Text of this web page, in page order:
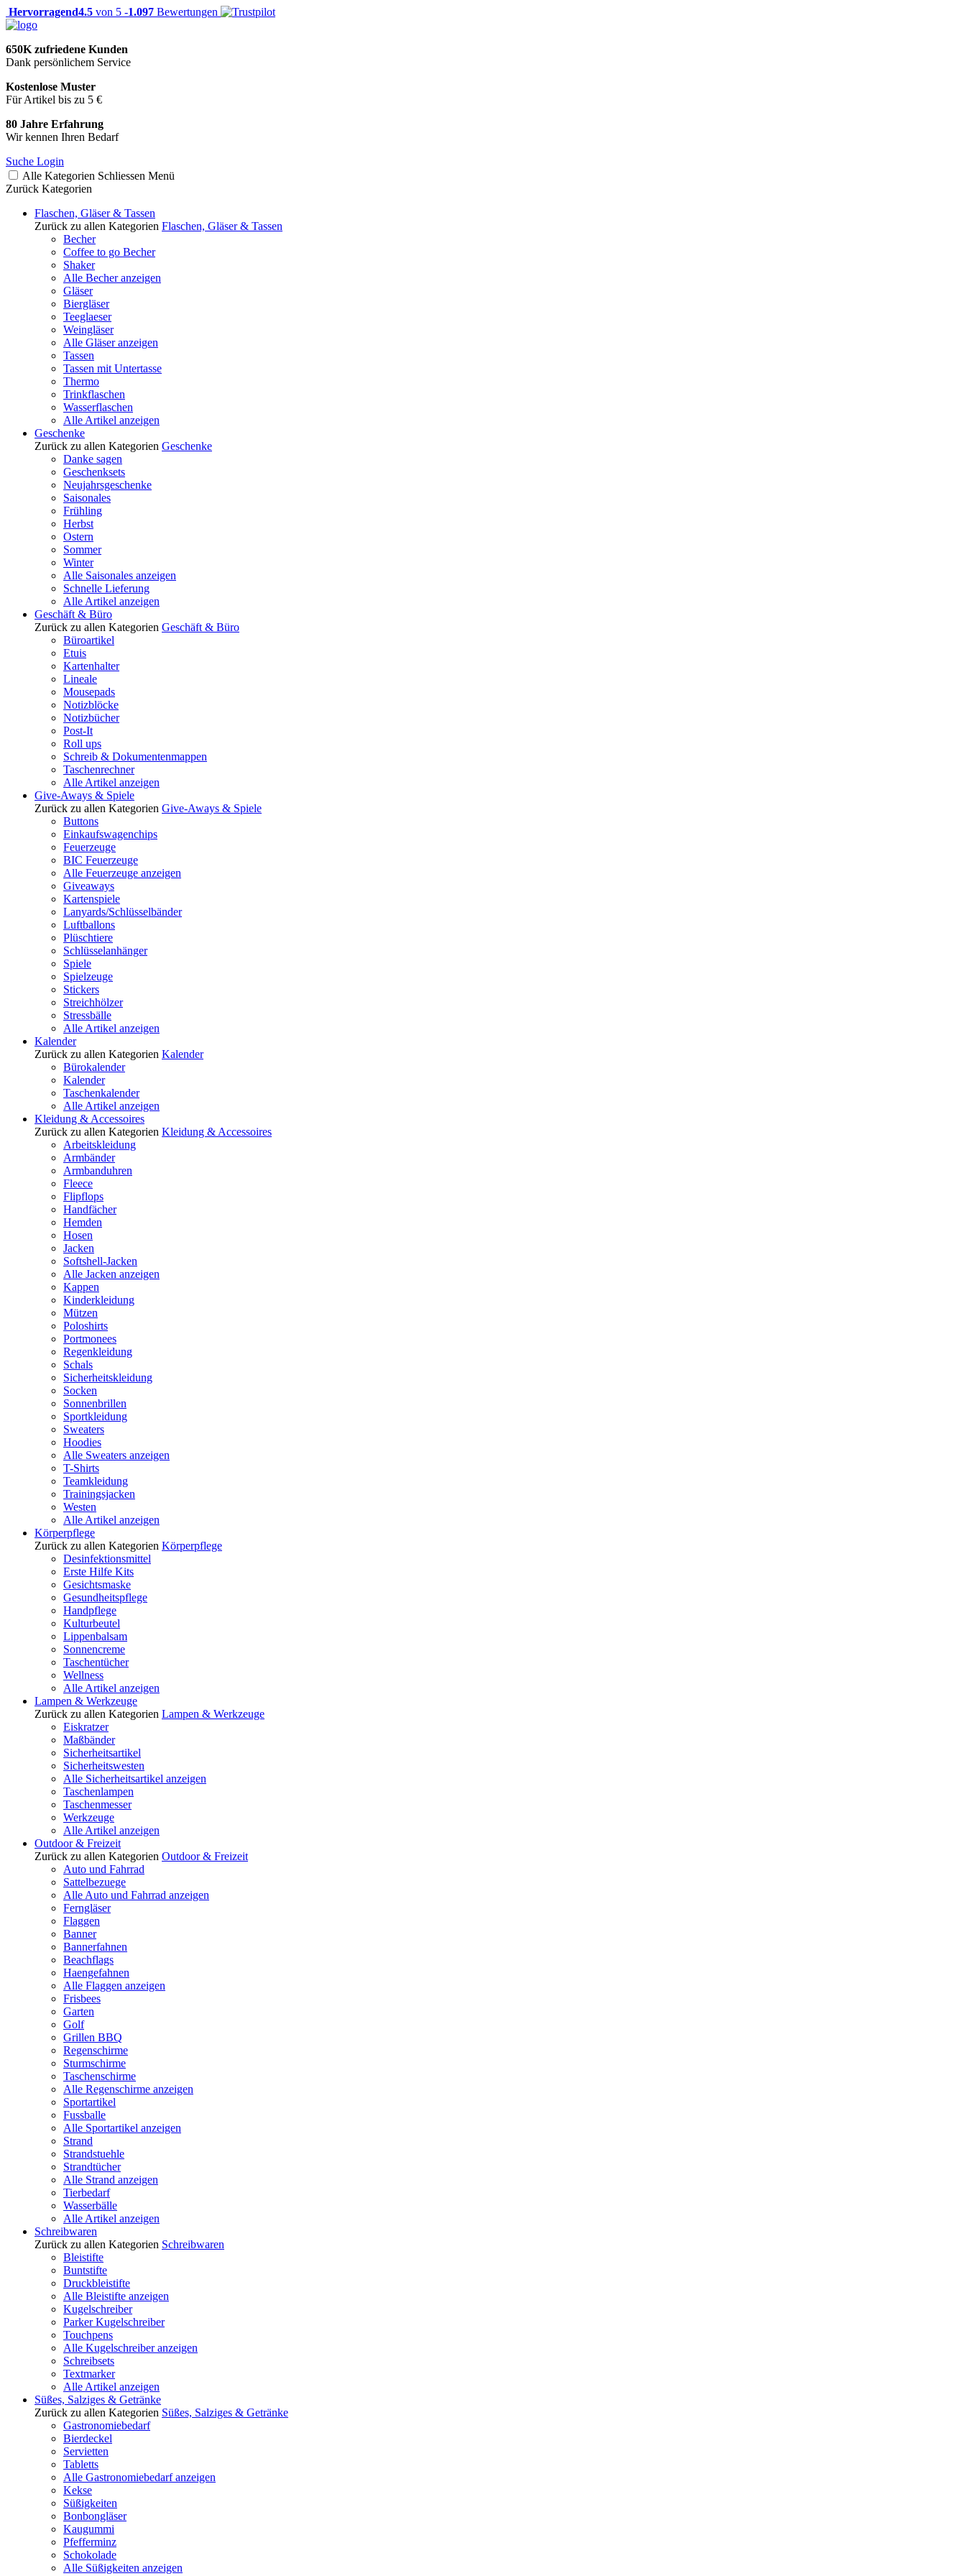
Hervorragend4.5 von 5 -1.097 Bewertungen
650K zufriedene Kunden
Dank persönlichem Service
Kostenlose Muster
Für Artikel bis zu 5 €
80 Jahre Erfahrung
Wir kennen Ihren Bedarf
Suche Login
Alle Kategorien Schliessen Menü
Zurück Kategorien
Flaschen, Gläser & Tassen
Zurück zu allen Kategorien Flaschen, Gläser & Tassen
Becher
Coffee to go Becher
Shaker
Alle Becher anzeigen
Gläser
Biergläser
Teeglaeser
Weingläser
Alle Gläser anzeigen
Tassen
Tassen mit Untertasse
Thermo
Trinkflaschen
Wasserflaschen
Alle Artikel anzeigen
Geschenke
Zurück zu allen Kategorien Geschenke
Danke sagen
Geschenksets
Neujahrsgeschenke
Saisonales
Frühling
Herbst
Ostern
Sommer
Winter
Alle Saisonales anzeigen
Schnelle Lieferung
Alle Artikel anzeigen
Geschäft & Büro
Zurück zu allen Kategorien Geschäft & Büro
Büroartikel
Etuis
Kartenhalter
Lineale
Mousepads
Notizblöcke
Notizbücher
Post-It
Roll ups
Schreib & Dokumentenmappen
Taschenrechner
Alle Artikel anzeigen
Give-Aways & Spiele
Zurück zu allen Kategorien Give-Aways & Spiele
Buttons
Einkaufswagenchips
Feuerzeuge
BIC Feuerzeuge
Alle Feuerzeuge anzeigen
Giveaways
Kartenspiele
Lanyards/Schlüsselbänder
Luftballons
Plüschtiere
Schlüsselanhänger
Spiele
Spielzeuge
Stickers
Streichhölzer
Stressbälle
Alle Artikel anzeigen
Kalender
Zurück zu allen Kategorien Kalender
Bürokalender
Kalender
Taschenkalender
Alle Artikel anzeigen
Kleidung & Accessoires
Zurück zu allen Kategorien Kleidung & Accessoires
Arbeitskleidung
Armbänder
Armbanduhren
Fleece
Flipflops
Handfächer
Hemden
Hosen
Jacken
Softshell-Jacken
Alle Jacken anzeigen
Kappen
Kinderkleidung
Mützen
Poloshirts
Portmonees
Regenkleidung
Schals
Sicherheitskleidung
Socken
Sonnenbrillen
Sportkleidung
Sweaters
Hoodies
Alle Sweaters anzeigen
T-Shirts
Teamkleidung
Trainingsjacken
Westen
Alle Artikel anzeigen
Körperpflege
Zurück zu allen Kategorien Körperpflege
Desinfektionsmittel
Erste Hilfe Kits
Gesichtsmaske
Gesundheitspflege
Handpflege
Kulturbeutel
Lippenbalsam
Sonnencreme
Taschentücher
Wellness
Alle Artikel anzeigen
Lampen & Werkzeuge
Zurück zu allen Kategorien Lampen & Werkzeuge
Eiskratzer
Maßbänder
Sicherheitsartikel
Sicherheitswesten
Alle Sicherheitsartikel anzeigen
Taschenlampen
Taschenmesser
Werkzeuge
Alle Artikel anzeigen
Outdoor & Freizeit
Zurück zu allen Kategorien Outdoor & Freizeit
Auto und Fahrrad
Sattelbezuege
Alle Auto und Fahrrad anzeigen
Ferngläser
Flaggen
Banner
Bannerfahnen
Beachflags
Haengefahnen
Alle Flaggen anzeigen
Frisbees
Garten
Golf
Grillen BBQ
Regenschirme
Sturmschirme
Taschenschirme
Alle Regenschirme anzeigen
Sportartikel
Fussballe
Alle Sportartikel anzeigen
Strand
Strandstuehle
Strandtücher
Alle Strand anzeigen
Tierbedarf
Wasserbälle
Alle Artikel anzeigen
Schreibwaren
Zurück zu allen Kategorien Schreibwaren
Bleistifte
Buntstifte
Druckbleistifte
Alle Bleistifte anzeigen
Kugelschreiber
Parker Kugelschreiber
Touchpens
Alle Kugelschreiber anzeigen
Schreibsets
Textmarker
Alle Artikel anzeigen
Süßes, Salziges & Getränke
Zurück zu allen Kategorien Süßes, Salziges & Getränke
Gastronomiebedarf
Bierdeckel
Servietten
Tabletts
Alle Gastronomiebedarf anzeigen
Kekse
Süßigkeiten
Bonbongläser
Kaugummi
Pfefferminz
Schokolade
Alle Süßigkeiten anzeigen